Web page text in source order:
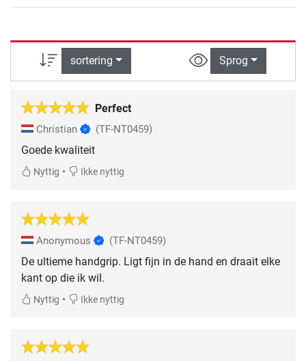
sortering Sprog
Perfect
Christian (TF-NT0459)
Goede kwaliteit
Nyttig • Ikke nyttig
Anonymous (TF-NT0459)
De ultieme handgrip. Ligt fijn in de hand en draait elke
kant op die ik wil.
Nyttig • Ikke nyttig